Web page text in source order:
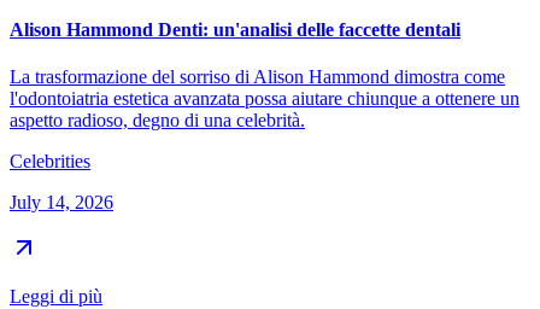
Alison Hammond Denti: un'analisi delle faccette dentali
La trasformazione del sorriso di Alison Hammond dimostra come
l'odontoiatria estetica avanzata possa aiutare chiunque a ottenere un
aspetto radioso, degno di una celebrità.
Celebrities
July 14, 2026
Leggi di più